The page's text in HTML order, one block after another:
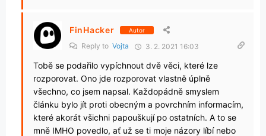
FinHacker Autor
Reply to Vojta 3. 2. 2021 16:03
Tobě se podařilo vypíchnout dvě věci, které lze
rozporovat. Ono jde rozporovat vlastně úplně
všechno, co jsem napsal. Každopádně smyslem
článku bylo jít proti obecným a povrchním informacím,
které akorát všichni papouškují po ostatních. A to se
mně IMHO povedlo, ať už se ti moje názory líbí nebo